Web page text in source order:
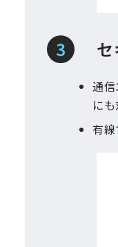
通
に
有